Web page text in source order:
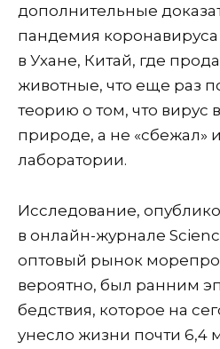
дополнительные
пандемия
в Ухане, Китай, где
животные, что еще раз
теорию о том, что вирус
природе, а не «сбежал»
лаборатории.
Исследование,
в онлайн-журнале
оптовый рынок
вероятно, был ранним
бедствия, которое на
унесло жизни почти 6,4